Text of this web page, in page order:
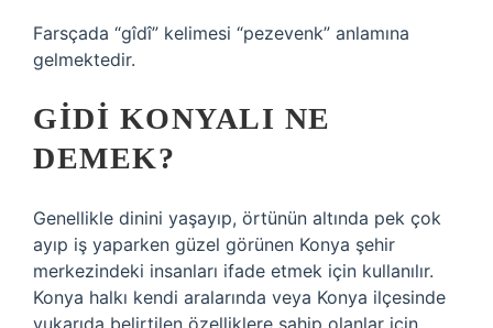
Farsçada “gîdî” kelimesi “pezevenk” anlamına
gelmektedir.
GIDI KONYALI NE
DEMEK?
Genellikle dinini yaşayıp, örtünün altında pek çok
ayıp iş yaparken güzel görünen Konya şehir
merkezindeki insanları ifade etmek için kullanılır.
Konya halkı kendi aralarında veya Konya ilçesinde
yukarıda belirtilen özelliklere sahip olanlar için